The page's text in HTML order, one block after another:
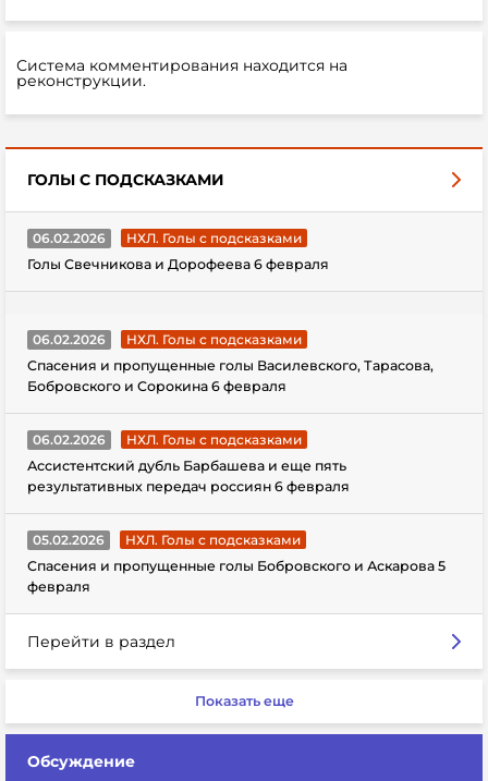
Система комментирования находится на
реконструкции.
ГОЛЫ С ПОДСКАЗКАМИ
06.02.2026
НХЛ. Голы с подсказками
Голы Свечникова и Дорофеева 6 февраля
06.02.2026
НХЛ. Голы с подсказками
Спасения и пропущенные голы Василевского, Тарасова,
Бобровского и Сорокина 6 февраля
06.02.2026
НХЛ. Голы с подсказками
Ассистентский дубль Барбашева и еще пять
результативных передач россиян 6 февраля
05.02.2026
НХЛ. Голы с подсказками
Спасения и пропущенные голы Бобровского и Аскарова 5
февраля
Перейти в раздел
Показать еще
Обсуждение